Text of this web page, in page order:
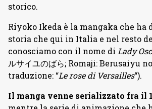
storico.
Riyoko Ikeda è la mangaka che ha
storia che qui in Italia e nel resto
conosciamo con il nome di Lady
ルサイユのばら; Romaji: Berusaiyu
traduzione: “Le rose di Versailles“).
Il manga venne serializzato fra il